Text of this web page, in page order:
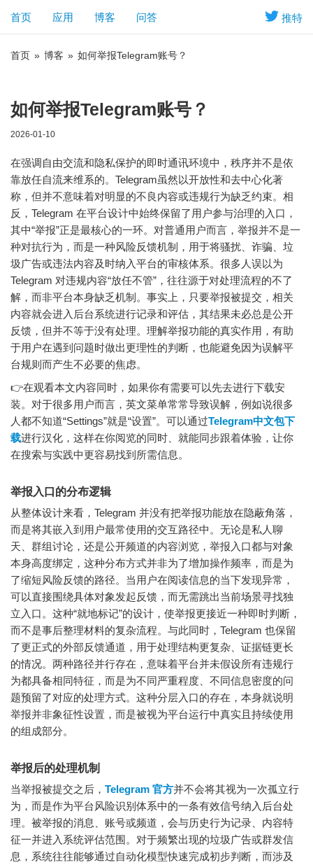
推特
首页 应用 博客 问答
首页 » 博客 » 如何举报Telegram账号？
如何举报Telegram账号？
2026-01-10
在强调自由交流和隐私保护的即时通讯环境中，秩序并不是依
靠放任自流来维系的。 Telegram虽然以开放性和去中心化著
称，但并不意味着对明显的不良内容或违规行为缺乏约束。相
反，Telegram 在平台设计中始终保留了用户参与治理的入口，
其中“举报”正是最核心的一环。对普通用户而言，举报并不是一
种对抗行为，而是一种风险反馈机制，用于将骚扰、诈骗、垃
圾广告或违法内容及时纳入平台的审核体系。很多人误以为
Telegram 对违规内容“放任不管”，往往源于对处理流程的不了
解，而非平台本身缺乏机制。事实上，只要举报被提交，相关
内容就会进入后台系统进行记录和评估，其结果未必总是公开
反馈，但并不等于没有处理。理解举报功能的真实作用，有助
于用户在遇到问题时做出更理性的判断，也能避免因为误解平
台规则而产生不必要的焦虑。
👉在观看本文内容同时，如果你有需要可以先去进行下载安
装。对于很多用户而言，英文菜单常常导致误解，例如说很多
人都不知道“Settings”就是“设置”。可以通过Telegram中文包下
载进行汉化，这样在你阅览的同时、就能同步跟着体验，让你
在搜索与实践中更容易找到所需信息。
举报入口的分布逻辑
从整体设计来看，Telegram 并没有把举报功能放在隐蔽角落，
而是将其嵌入到用户最常使用的交互路径中。无论是私人聊
天、群组讨论，还是公开频道的内容浏览，举报入口都与对象
本身高度绑定，这种分布方式并非为了增加操作频率，而是为
了缩短风险反馈的路径。当用户在阅读信息的当下发现异常，
可以直接围绕具体对象发起反馈，而无需跳出当前场景寻找独
立入口。这种“就地标记”的设计，使举报更接近一种即时判断，
而不是事后整理材料的复杂流程。与此同时，Telegram 也保留
了更正式的外部反馈通道，用于处理结构更复杂、证据链更长
的情况。两种路径并行存在，意味着平台并未假设所有违规行
为都具备相同特征，而是为不同严重程度、不同信息密度的问
题预留了对应的处理方式。这种分层入口的存在，本身就说明
举报并非象征性设置，而是被视为平台运行中真实且持续使用
的组成部分。
举报后的处理机制
当举报被提交之后， Telegram 官方并不会将其视为一次孤立行
为，而是作为平台风险识别体系中的一条有效信号纳入后台处
理。被举报的消息、账号或频道，会与历史行为记录、内容特
征一并进入系统评估范围。对于频繁出现的垃圾广告或群发信
息，系统往往能够通过自动化模型快速完成初步判断，而涉及